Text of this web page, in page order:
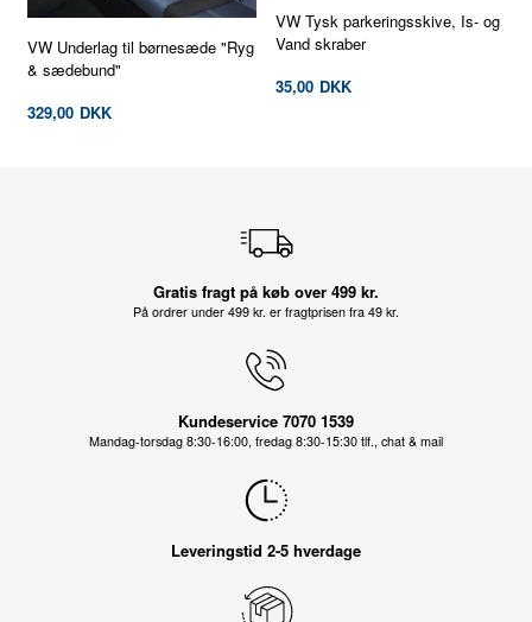
VW Underlag til børnesæde "Ryg
& sædebund"
329,00 DKK
VW Tysk parkeringsskive, Is- og
Vand skraber
35,00 DKK
Gratis fragt på køb over 499 kr.
På ordrer under 499 kr. er fragtprisen fra 49 kr.
Kundeservice 7070 1539
Mandag-torsdag 8:30-16:00, fredag 8:30-15:30 tlf., chat & mail
Leveringstid 2-5 hverdage